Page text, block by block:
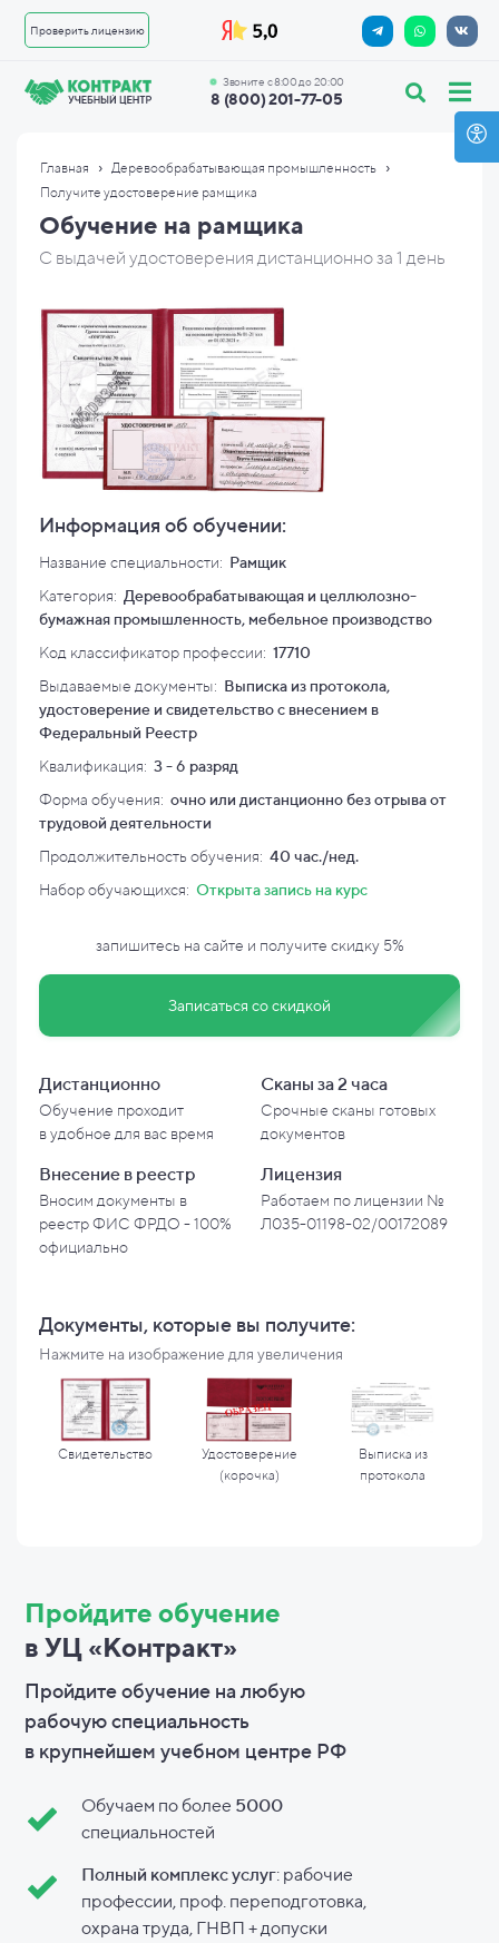
Проверить лицензию
8 (800) 201-77-05
Звоните с 8:00 до 20:00
Главная › Деревообрабатывающая промышленность ›
Получите удостоверение рамщика
Обучение на рамщика
С выдачей удостоверения дистанционно за 1 день
Информация об обучении:
Название специальности: Рамщик
Категория: Деревообрабатывающая и целлюлозно-
бумажная промышленность, мебельное производство
Код классификатор профессии: 17710
Выдаваемые документы: Выписка из протокола,
удостоверение и свидетельство с внесением в
Федеральный Реестр
Квалификация: 3 - 6 разряд
Форма обучения: очно или дистанционно без отрыва от
трудовой деятельности
Продолжительность обучения: 40 час./нед.
Набор обучающихся: Открыта запись на курс
запишитесь на сайте и получите скидку 5%
Записаться со скидкой
Дистанционно
Обучение проходит
вудобное для вас время
Сканы за 2 часа
Срочные сканы готовых
документов
Внесение в реестр
Вносим документы в
реестр ФИС ФРДО - 100%
официально
Лицензия
Работаем по лицензии №
Л035-01198-02/00172089
Документы, которые вы получите:
Нажмите на изображение для увеличения
Свидетельство
Удостоверение
(корочка)
Выписка из
протокола
Пройдите обучение
в УЦ «Контракт»
Пройдите обучение на любую
рабочую специальность
в крупнейшем учебном центре РФ
Обучаем по более 5000
специальностей
Полный комплекс услуг: рабочие
профессии, проф. переподготовка,
охрана труда, ГНВП + допуски